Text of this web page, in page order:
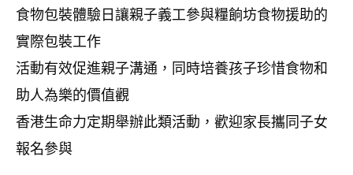
食物包裝體驗日讓親子義工參與糧餉坊食物援助的
實際包裝工作
活動有效促進親子溝通，同時培養孩子珍惜食物和
助人為樂的價值觀
香港生命力定期舉辦此類活動，歡迎家長攜同子女
報名參與